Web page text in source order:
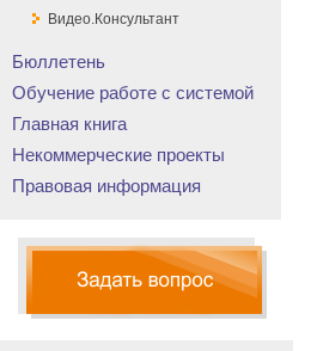
Видео.Консультант
Бюллетень
Обучение работе с системой
Главная книга
Некоммерческие проекты
Правовая информация